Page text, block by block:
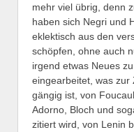
mehr viel übrig, denn
haben sich Negri und
eklektisch aus den
schöpfen, ohne auch
irgend etwas Neues
eingearbeitet, was
gängig ist, von
Adorno, Bloch und
zitiert wird, von Lenin